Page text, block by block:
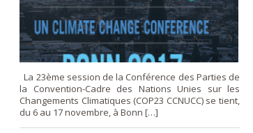
La 23ème session de la Conférence des Parties de
la Convention-Cadre des Nations Unies sur les
Changements Climatiques (COP23 CCNUCC) se tient,
du 6 au 17 novembre, à Bonn […]